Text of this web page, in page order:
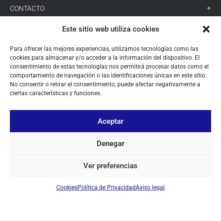
Este sitio web utiliza cookies
Para ofrecer las mejores experiencias, utilizamos tecnologías como las
cookies para almacenar y/o acceder a la información del dispositivo. El
consentimiento de estas tecnologías nos permitirá procesar datos como el
comportamiento de navegación o las identificaciones únicas en este sitio.
No consentir o retirar el consentimiento, puede afectar negativamente a
ciertas características y funciones.
Aceptar
Denegar
Ver preferencias
CookiesPolítica de PrivacidadAviso legal
CONTACTO
+ 34 933 348 800
info@pihernz.com
Linkedin
Instagram